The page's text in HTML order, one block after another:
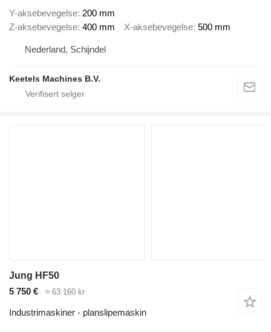
Y-aksebevegelse 200 mm
Z-aksebevegelse 400 mm X-aksebevegelse 500 mm
Nederland, Schijndel
Keetels Machines B.V.
Jung HF50
5 750 €
≈ 63 160 kr
Industrimaskiner - planslipemaskin